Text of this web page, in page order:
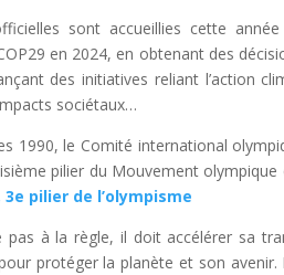
sont accueillies cette année
en 2024, en obtenant des
des initiatives reliant l’action
sociétaux…
1990, le Comité international
pilier du Mouvement
pilier de l’olympisme
pas à la règle, il doit accélérer sa
protéger la planète et son